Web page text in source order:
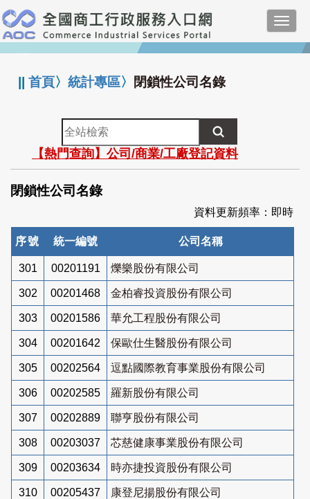
跳
到
主
要
:::
||首頁〉統計專區〉 閉鎖性公司名錄
全
站
檢
索
【熱門查詢】公司/商業/工廠登記資料
閉鎖性公司名錄
資料更新頻率：即時
序號 統一編號 公司名稱
301 00201191 爍樂股份有限公司
302 00201468 金柏睿投資股份有限公司
303 00201586 華允工程股份有限公司
304 00201642 保歐仕生醫股份有限公司
305 00202564 逗點國際教育事業股份有限公司
306 00202585 羅新股份有限公司
307 00202889 聯亨股份有限公司
308 00203037 芯慈健康事業股份有限公司
309 00203634 時亦捷投資股份有限公司
310 00205437 康登尼揚股份有限公司